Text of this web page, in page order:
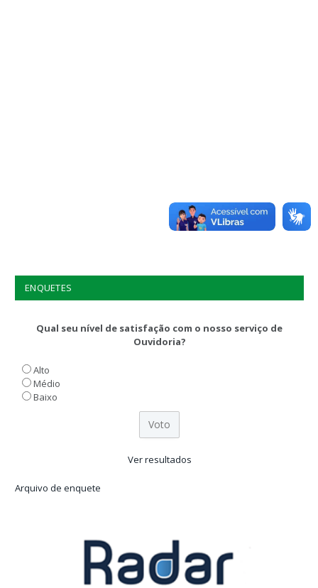
ENQUETES
Qual seu nível de satisfação com o nosso serviço de
Ouvidoria?
Alto
Médio
Baixo
Ver resultados
Arquivo de enquete